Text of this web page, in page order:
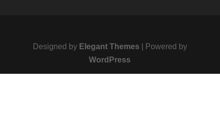
Designed by Elegant Themes | Powered by
WordPress